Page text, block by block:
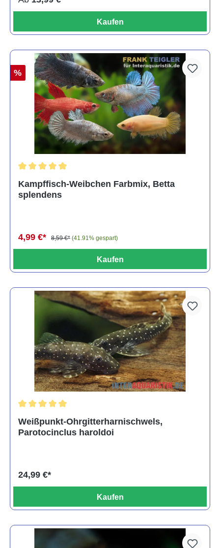
Kaufen
%
Kampffisch-Weibchen Farbmix, Betta
splendens
4,99 €* 8,59 €* (41.91% gespart)
Kaufen
Weißpunkt-Ohrgitterharnischwels,
Parotocinclus haroldoi
24,99 €*
Kaufen